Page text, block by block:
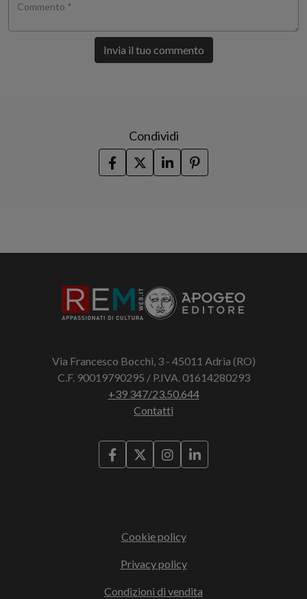
Commento *
Invia il tuo commento
Condividi
Via Francesco Bocchi, 3 - 45011 Adria (RO)
C.F. 90019790295 / P.IVA. 01614280293
+39 347/23.50.644
Contatti
Cookie policy
Privacy policy
Condizioni di vendita